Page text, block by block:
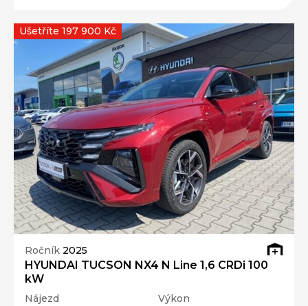
Ročník 2025
HYUNDAI TUCSON NX4 N Line 1,6 CRDi 100
kW
Nájezd
Výkon
Ušetříte 197 900 Kč